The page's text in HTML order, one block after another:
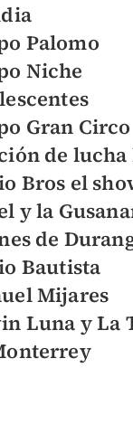
Palomo
Niche
Gran Circo
de
Bros el
y la
de
Bautista
Mijares
Luna y La